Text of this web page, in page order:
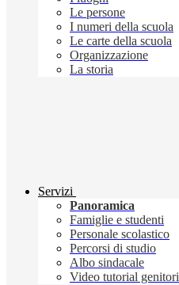
Le persone
I numeri della scuola
Le carte della scuola
Organizzazione
La storia
Servizi
Panoramica
Famiglie e studenti
Personale scolastico
Percorsi di studio
Albo sindacale
Video tutorial genitori